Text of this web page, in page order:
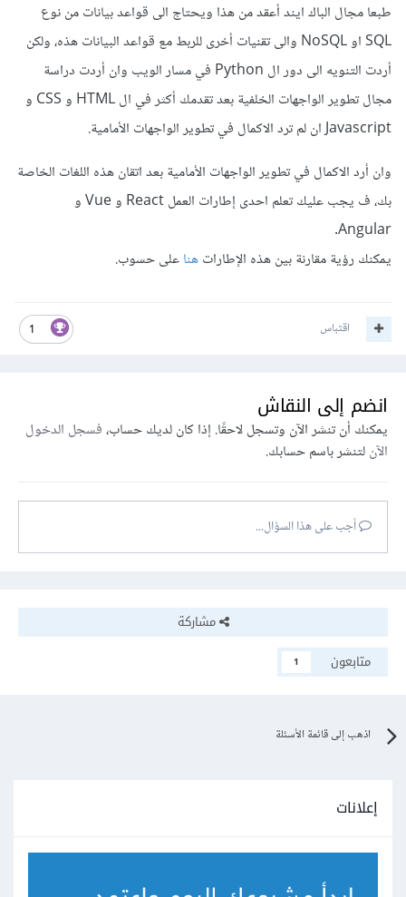
طبعا مجال الباك ايند أعقد من هذا ويحتاج الى قواعد بيانات من نوع
SQL او NoSQL والى تقنيات أخرى للربط مع قواعد البيانات هذه، ولكن
أردت التنويه الى دور ال Python في مسار الويب وان أردت دراسة
مجال تطوير الواجهات الخلفية بعد تقدمك أكثر في ال HTML و CSS و
Javascript ان لم ترد الاكمال في تطوير الواجهات الأمامية.
وان أرد الاكمال في تطوير الواجهات الأمامية بعد اتقان هذه اللغات الخاصة
بك، ف يجب عليك تعلم احدى إطارات العمل React و Vue و
Angular.
يمكنك رؤية مقارنة بين هذه الإطاراتهناعلى حسوب.
1 اقتباس
انضم إلى النقاش
يمكنك أن تنشر الآن وتسجل لاحقًا. إذا كان لديك حساب،فسجل الدخول
الآنلتنشر باسم حسابك.
أجب على هذا السؤال...
مشاركة
متابعون
1
اذهب إلى قائمة الأسئلة
إعلانات